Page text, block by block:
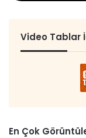
Video Tablar
En Çok